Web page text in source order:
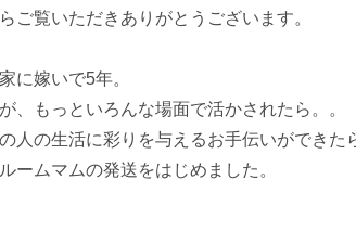
ご覧いただきありがとうございます。
に嫁いで5年。
、もっといろんな場面で活かされたら。。
人の生活に彩りを与えるお手伝いができた
ームマムの発送をはじめました。